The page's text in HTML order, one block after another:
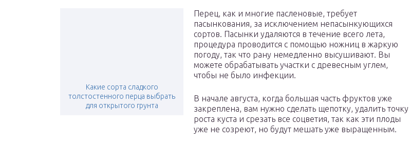
Какие сорта сладкого
толстостенного перца выбрать
для открытого грунта
Перец, как и многие пасленовые, требует
пасынкования, за исключением непасынкующихся
сортов. Пасынки удаляются в течение всего лета,
процедура проводится с помощью ножниц в жаркую
погоду, так что рану немедленно высушивают. Вы
можете обрабатывать участки с древесным углем,
чтобы не было инфекции.
В начале августа, когда большая часть фруктов уже
закреплена, вам нужно сделать щепотку, удалить точку
роста куста и срезать все соцветия, так как эти плоды
уже не созреют, но будут мешать уже выращенным.